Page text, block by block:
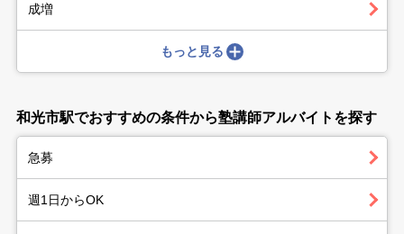
成増
もっと見る
和光市駅でおすすめの条件から塾講師アルバイトを探す
急募
週1日からOK